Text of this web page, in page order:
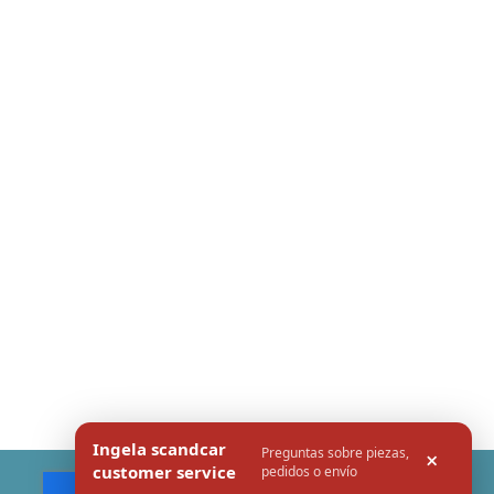
Ingela scandcar
customer service
Preguntas sobre piezas,
pedidos o envío
×